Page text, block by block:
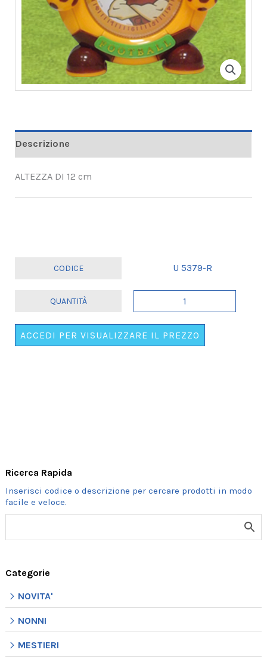
Ricerca Rapida
Categorie
NOVITA'
NONNI
MESTIERI
Descrizione
ALTEZZA DI 12 cm
U 5379-R
GIALLO
ACCEDI PER VISUALIZZARE IL PREZZO